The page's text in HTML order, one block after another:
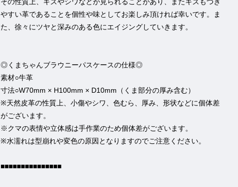
やすい革であることを個性や味としてお楽しみ頂ければ幸いです。ま
た、徐々にツヤと深みのある色にエイジングしていきます。
◎くまちゃんブラウニーパスケースの仕様◎
素材○牛革
寸法○W70mm × H100mm × D10mm（くま部分の厚み含む）
※天然皮革の性質上、小傷やシワ、色むら、厚み、形状などに個体差
がございます。
※クマの表情や立体感は手作業のため個体差がございます。
※水濡れは型崩れや変色の原因となりますのでご注意ください。
■■■■■■■■■■■■■■■